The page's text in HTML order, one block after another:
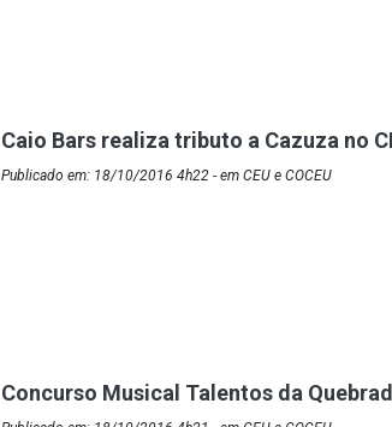
Caio Bars realiza tributo a Cazuza no
Publicado em: 18/10/2016 4h22 - em CEU e COCEU
Concurso Musical Talentos da